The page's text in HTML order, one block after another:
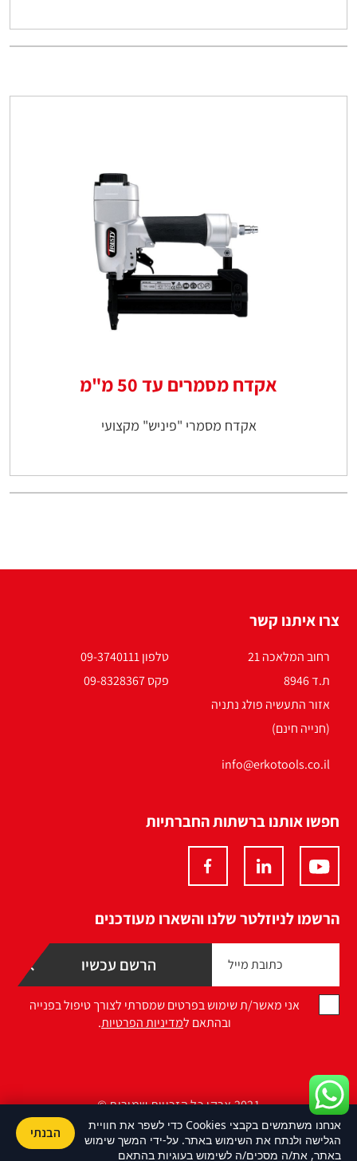
אקדח מסמרים עד 50 מ"מ
אקדח מסמרי "פיניש" מקצועי
צרו איתנו קשר
רחוב המלאכה 21
ת.ד 8946
אזור התעשיה פולג נתניה
(חנייה חינם)
טלפון 09-3740111
פקס 09-8328367
info@erkotools.co.il
חפשו אותנו ברשתות החברתיות
הרשמו לניוזלטר שלנו והשארו מעודכנים
אני מאשר/ת שימוש בפרטים שמסרתי לצורך טיפול בפנייה
ובהתאם למדיניות הפרטיות.
2021 ארקו כל הזכויות שמורות ©
Design by Namelesspace
אנחנו משתמשים בקבצי Cookies כדי לשפר את חוויית
הגלישה ולנתח את השימוש באתר. על-ידי המשך שימוש
באתר, את/ה מסכים/ה לשימוש בעוגיות בהתאם
הבנתי